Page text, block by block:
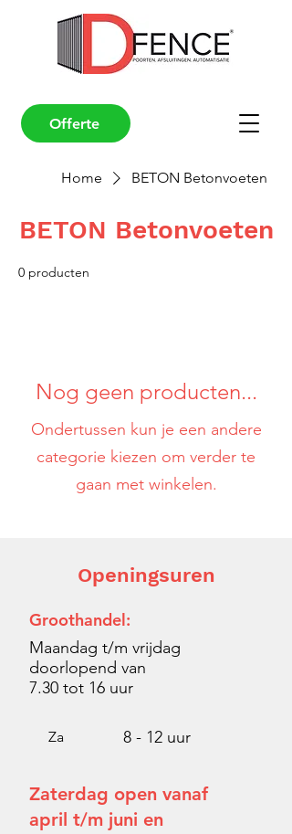
Offerte
Home BETON Betonvoeten
BETON Betonvoeten
0 producten
Nog geen producten...
Ondertussen kun je een andere
categorie kiezen om verder te
gaan met winkelen.
Openingsuren
Groothandel:
Maandag t/m vrijdag
doorlopend van
7.30 tot 16 uur
Za 8 - 12 uur
Zaterdag open vanaf
april t/m juni en